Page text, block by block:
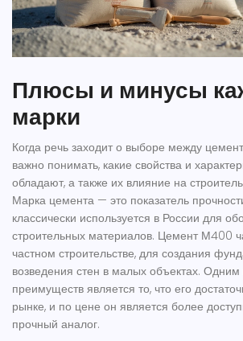
Плюсы и минусы
марки
Когда речь заходит о выборе между
важно понимать, какие свойства и
обладают, а также их влияние на
Марка цемента — это показатель
классически используется в России для
строительных материалов. Цемент М400
частном строительстве, для создания
возведения стен в малых объектах. Одним
преимуществ является то, что его
рынке, и по цене он является более
прочный аналог.